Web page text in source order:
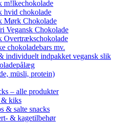
m!lkechokolade
hvid chokolade
Mørk Chokolade
Vegansk Chokolade
Overtrækschokolade
chokoladebars mv.
individuelt indpakket vegansk slik
müsli, protein)
– alle produkter
& kiks
& salte snacks
& kagetilbehør